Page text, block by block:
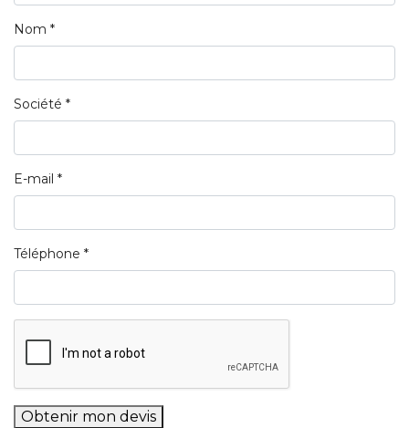
Nom *
Société *
E-mail *
Téléphone *
Obtenir mon devis